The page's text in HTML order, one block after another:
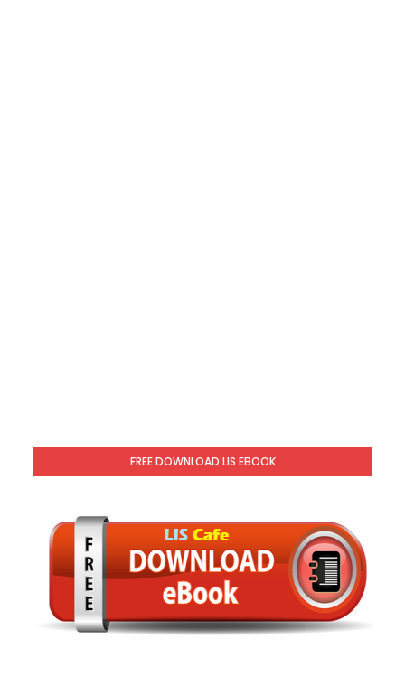
FREE DOWNLOAD LIS EBOOK